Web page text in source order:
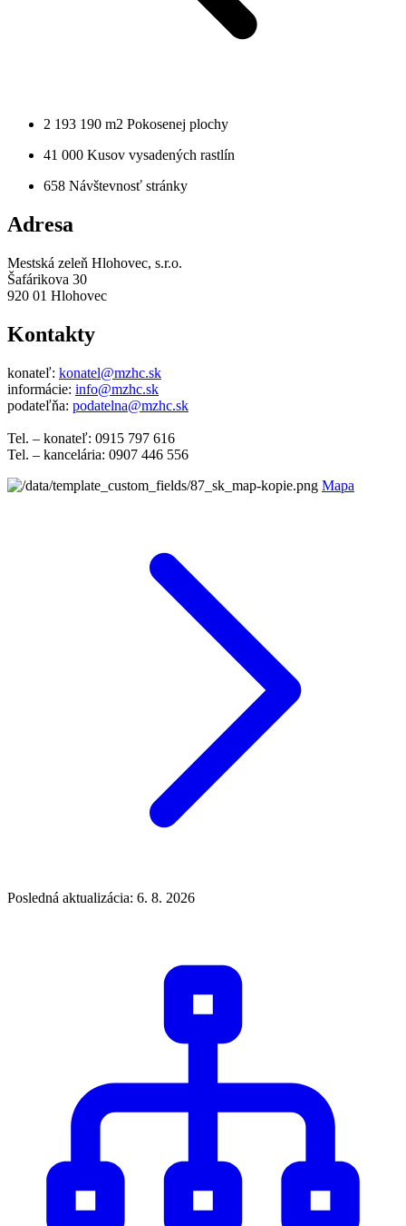
2 193 190 m2 Pokosenej plochy
41 000 Kusov vysadených rastlín
658 Návštevnosť stránky
Adresa
Mestská zeleň Hlohovec, s.r.o.
Šafárikova 30
920 01 Hlohovec
Kontakty
konateľ: konatel@mzhc.sk
informácie: info@mzhc.sk
podateľňa: podatelna@mzhc.sk
Tel. – konateľ: 0915 797 616
Tel. – kancelária: 0907 446 556
Mapa
Posledná aktualizácia: 6. 8. 2026